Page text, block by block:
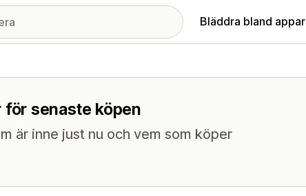
Bläddra bland appar
senaste köpen
är inne just nu och vem som köper